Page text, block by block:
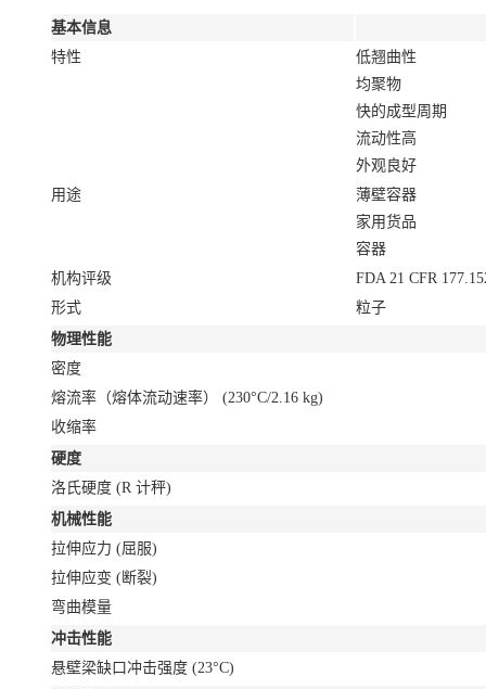
基本信息
特性
低翘曲性
均聚物
快的成型周期
流动性高
外观良好
用途
薄壁容器
家用货品
容器
机构评级
FDA 21 CFR
形式
粒子
物理性能
密度
熔流率（熔体流动速率） (230°C/2.16 kg)
收缩率
硬度
洛氏硬度 (R 计秤)
机械性能
拉伸应力 (屈服)
拉伸应变 (断裂)
弯曲模量
冲击性能
悬壁梁缺口冲击强度 (23°C)